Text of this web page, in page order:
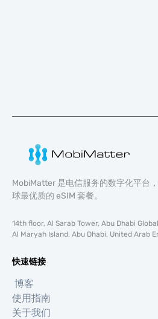
MobiMatter 是电信服务的数字化平台
球最优质的 eSIM 套餐。
14th floor, Al Sarab Tower, Abu Dhabi
Al Maryah Island, Abu Dhabi, United Arab
快速链接
博客
使用指南
关于我们